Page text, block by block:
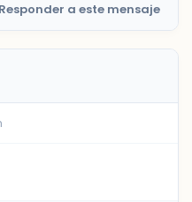
Responder a este mensaje